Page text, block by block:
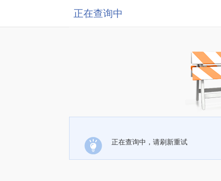
正在查询中
正在查询中，请刷新重试